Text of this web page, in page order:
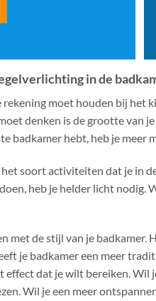
in de
rekening moet houden bij
denken is de grootte van
badkamer hebt, heb je meer
soort activiteiten dat je in
heb je helder licht nodig.
met de stijl van je badkamer.
je badkamer een meer
effect dat je wilt bereiken.
Wil je een meer